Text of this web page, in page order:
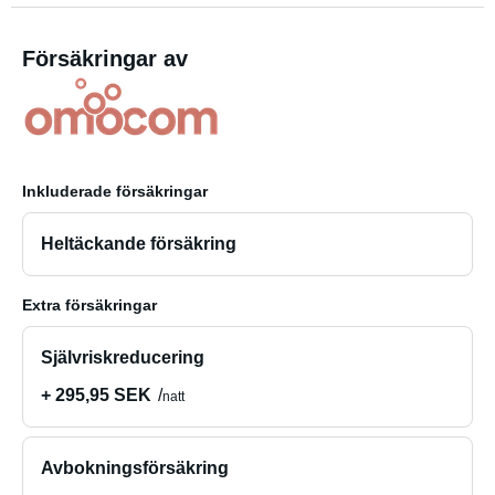
Försäkringar av
Inkluderade försäkringar
Heltäckande försäkring
Extra försäkringar
Självriskreducering
+ 295,95 SEK
natt
Avbokningsförsäkring